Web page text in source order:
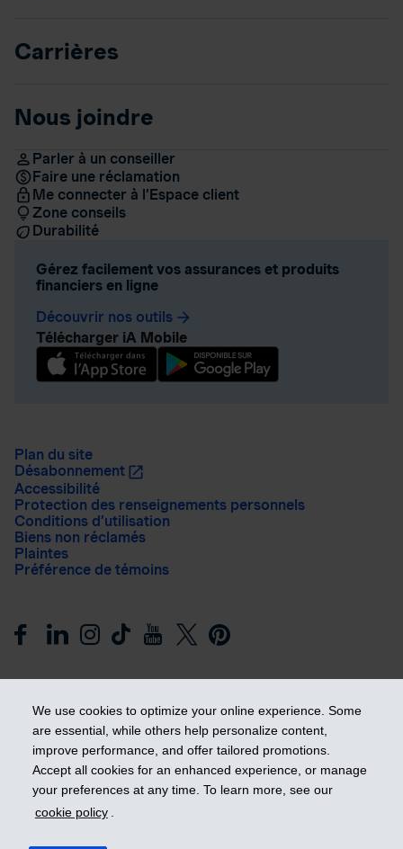
We use cookies to optimize your online experience. Some
are essential, while others help personalize content,
improve performance, and offer tailored promotions.
Accept all cookies for an enhanced experience, or manage
your preferences at any time. To learn more, see our
cookie policy .
Carrières
Nous joindre
Parler à un conseiller
Faire une réclamation
Me connecter à l’Espace client
Zone conseils
Durabilité
Gérez facilement vos assurances et produits
financiers en ligne
Découvrir nos outils arrow_forward
Télécharger iA Mobile
Plan du site
Désabonnement
Accessibilité
Protection des renseignements personnels
Conditions d’utilisation
Biens non réclamés
Plaintes
Préférence de témoins
Prendre les devants